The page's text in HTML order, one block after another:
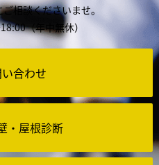
相談くださいませ。
（年中無休）
合わせ
・屋根診断